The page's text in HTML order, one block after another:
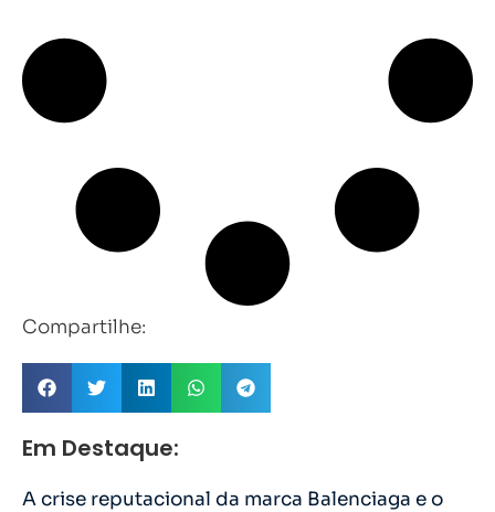
Compartilhe:
Em Destaque:
A crise reputacional da marca Balenciaga e o